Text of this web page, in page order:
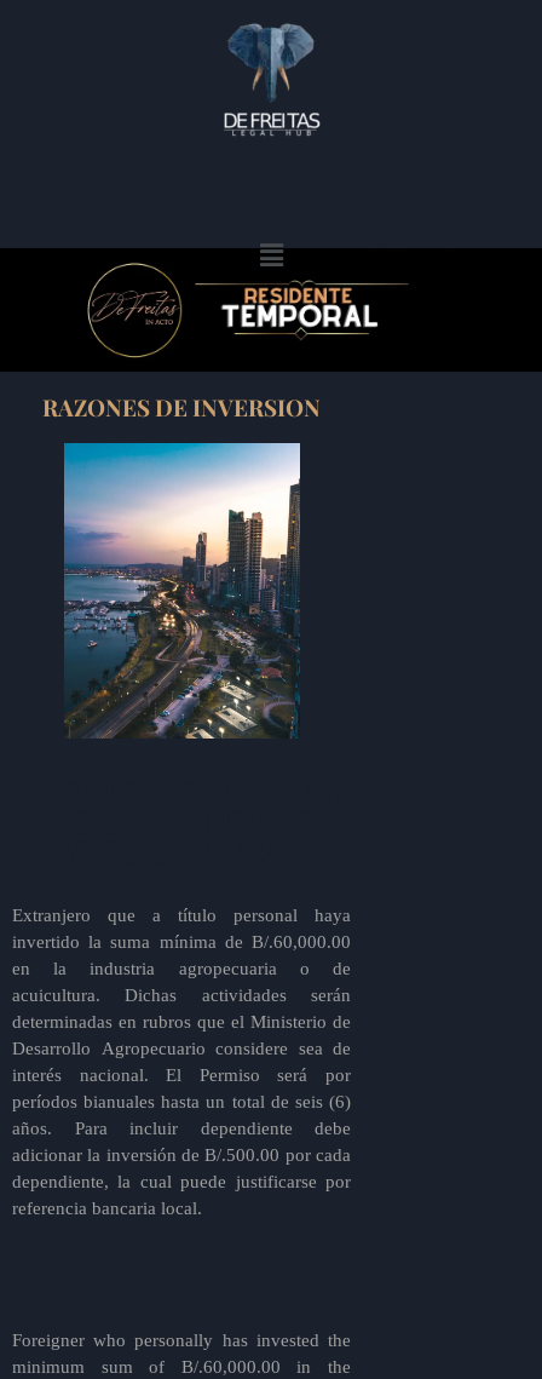
RAZONES DE INVERSION
Extranjero que a título personal haya
invertido la suma mínima de B/.60,000.00
en la industria agropecuaria o de
acuicultura. Dichas actividades serán
determinadas en rubros que el Ministerio de
Desarrollo Agropecuario considere sea de
interés nacional. El Permiso será por
períodos bianuales hasta un total de seis (6)
años. Para incluir dependiente debe
adicionar la inversión de B/.500.00 por cada
dependiente, la cual puede justificarse por
referencia bancaria local.
Foreigner who personally has invested the
minimum sum of B/.60,000.00 in the